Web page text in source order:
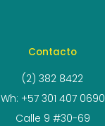
Contacto
(2) 382 8422
Wh: +57 301 407 0690
Calle 9 #30-69